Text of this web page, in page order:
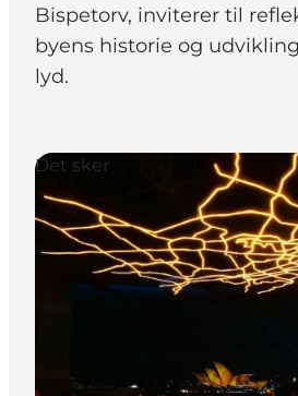
Bispetorv, inviterer til
byens historie og
lyd.
Det sker